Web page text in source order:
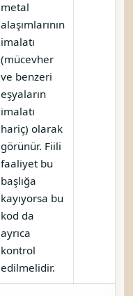
metal
alaşımlarının
imalatı
(mücevher
ve benzeri
eşyaların
imalatı
hariç) olarak
görünür. Fiili
faaliyet bu
başlığa
kayıyorsa bu
kod da
ayrıca
kontrol
edilmelidir.